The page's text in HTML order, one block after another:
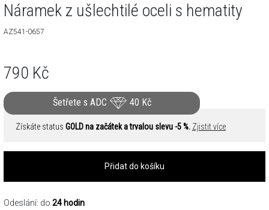
Náramek z ušlechtilé oceli s hematity
AZ541-0657
790 Kč
Šetřete s ADC 40 Kč
Získáte status GOLD na začátek a trvalou slevu -5 %. Zjistit více
Přidat do košíku
Odeslání: do 24 hodin